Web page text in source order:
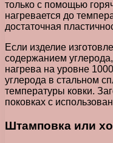
только с помощью
нагревается до
достаточная
Если изделие
содержанием
нагрева на уровне
углерода в стальном
температуры ковки.
поковках с
Штамповка или